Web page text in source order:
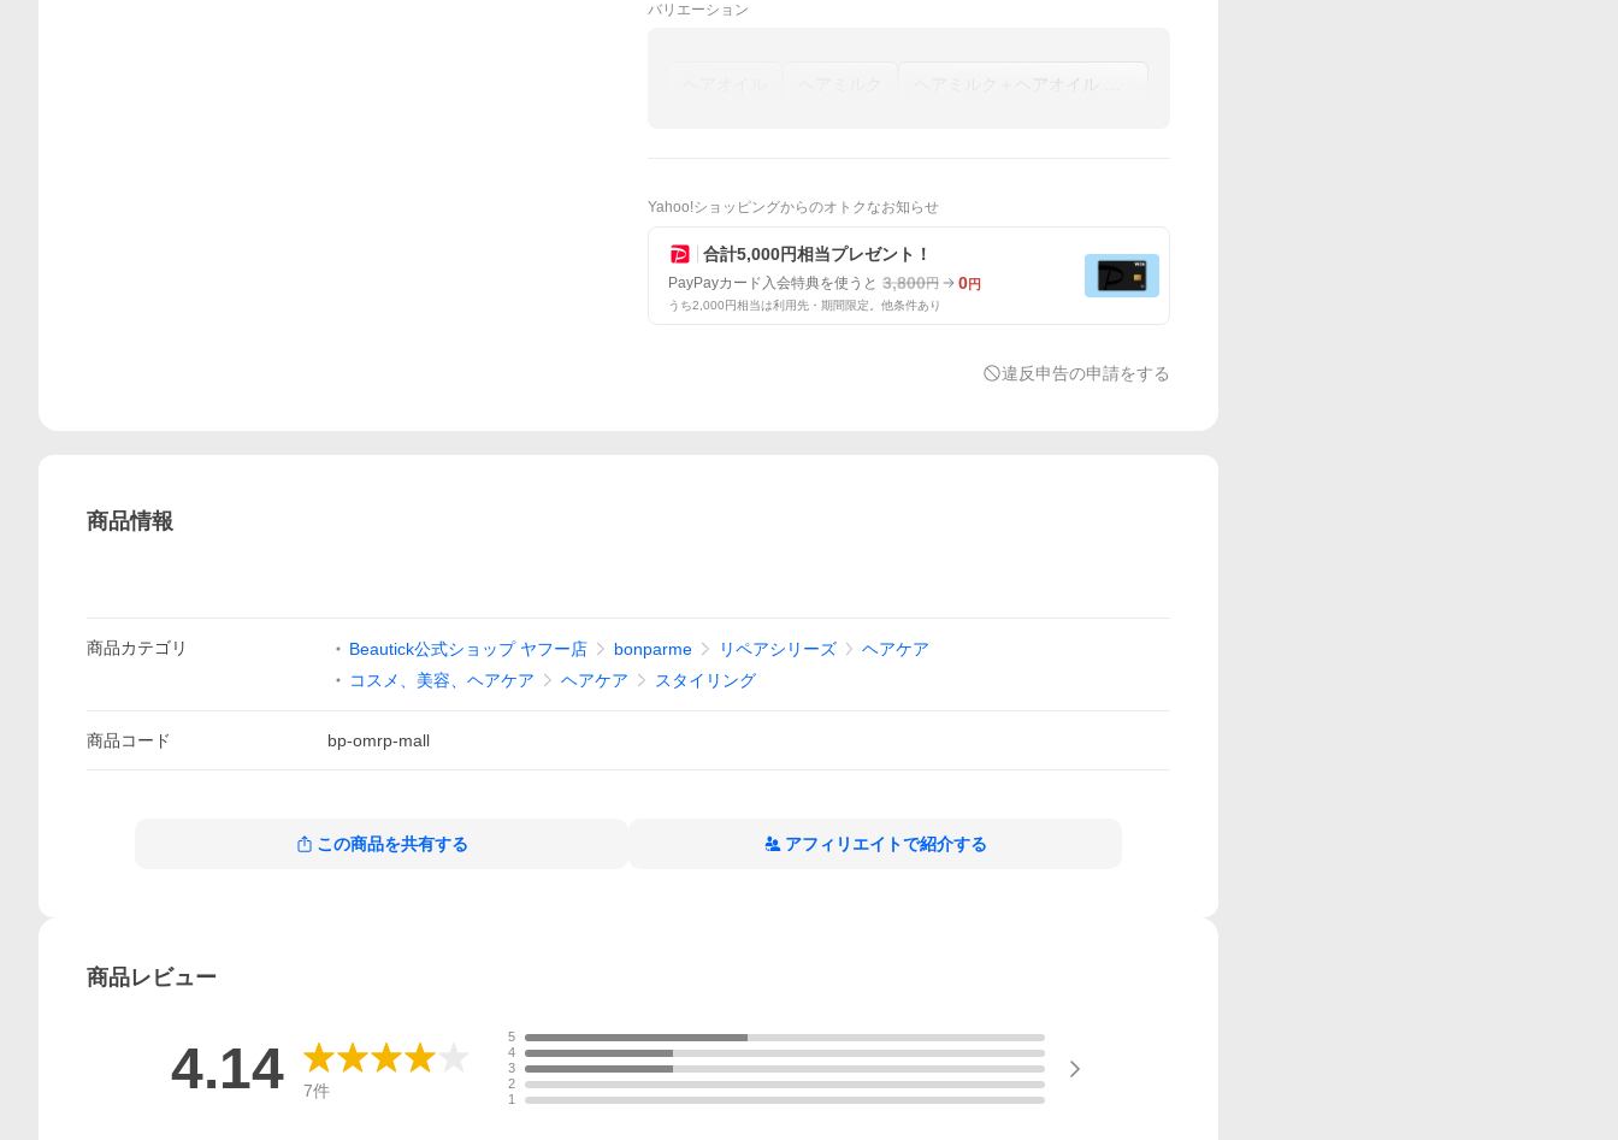
バリエーション
Yahoo!ショッピングからのオトクなお知らせ
合計5,000円相当プレゼント！
PayPayカード入会特典を使うと 3,800円 0円
うち2,000円相当は利用先・期間限定。他条件あり
違反申告の申請をする
商品情報
商品カテゴリ Beautick公式ショップ ヤフー店 bonparme リペアシリーズ
ヘアケア
コスメ、美容、ヘアケア
ヘアケア スタイリング
商品コード bp-omrp-mall
この商品を共有する アフィリエイトで紹介する
商品レビュー
4.14 7件
5
4
3
2
1